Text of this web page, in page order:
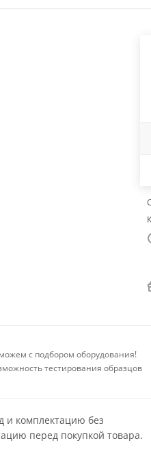
с подбором оборудования!
тестирования образцов
и комплектацию без
перед покупкой товара.